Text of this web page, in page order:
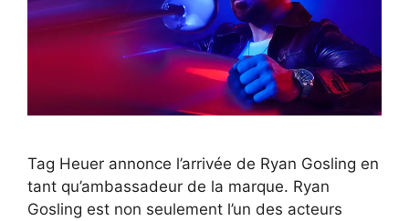
Tag Heuer annonce l’arrivée de Ryan Gosling en
tant qu’ambassadeur de la marque. Ryan
Gosling est non seulement l’un des acteurs